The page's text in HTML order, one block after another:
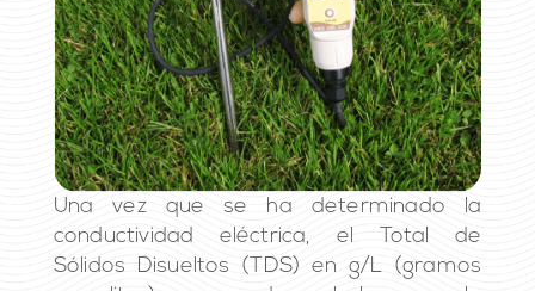
Una vez que se ha determinado la
conductividad eléctrica, el Total de
Sólidos Disueltos (TDS) en g/L (gramos